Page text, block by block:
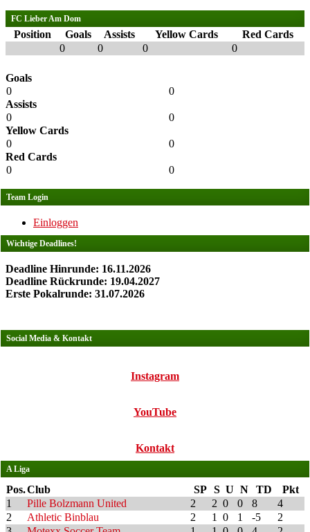
FC Lieber Am Dom
Position Goals Assists Yellow Cards
Red Cards
0
0 0 0
Goals
0
0
Assists
0
0
Yellow Cards
0
0
Red Cards
0
0
Team Login
Einloggen
Wichtige Deadlines!
Deadline Hinrunde: 16.11.2026
Deadline Rückrunde: 19.04.2027
Erste Pokalrunde: 31.07.2026
Social Media & Kontakt
Instagram
YouTube
Kontakt
A Liga
Pos.Club SP S U N TD
Pkt
1
Pille Bolzmann United 2 2 0 0 8
4
2
Athletic Binblau 2 1 0 1 -5
2